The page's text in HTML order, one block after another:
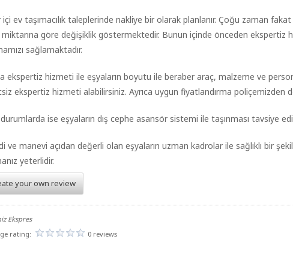
içi ev taşımacılık taleplerinde nakliye bir olarak planlanır. Çoğu zaman
göre değişiklik göstermektedir. Bunun içinde önceden ekspertiz
sağlamaktadır.
ekspertiz hizmeti ile eşyaların boyutu ile beraber araç, malzeme ve
ekspertiz hizmeti alabilirsiniz. Ayrıca uygun fiyatlandırma poliçemizden
durumlarda ise eşyaların dış cephe asansör sistemi ile taşınması tavsiye
ve manevi açıdan değerli olan eşyaların uzman kadrolar ile sağlıklı bir
yeterlidir.
your own review
Ekspres
rating:
0 reviews